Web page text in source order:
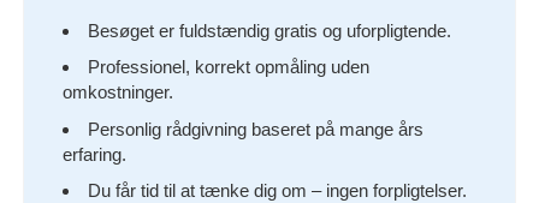
Besøget er fuldstændig gratis og uforpligtende.
Professionel, korrekt opmåling uden
omkostninger.
Personlig rådgivning baseret på mange års
erfaring.
Du får tid til at tænke dig om – ingen forpligtelser.